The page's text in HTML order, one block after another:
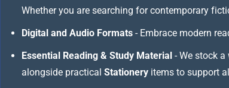
Whether you are searching for contemporary
Digital and Audio Formats - Embrace modern
Essential Reading & Study Material - We stock
alongside practical Stationery items to support